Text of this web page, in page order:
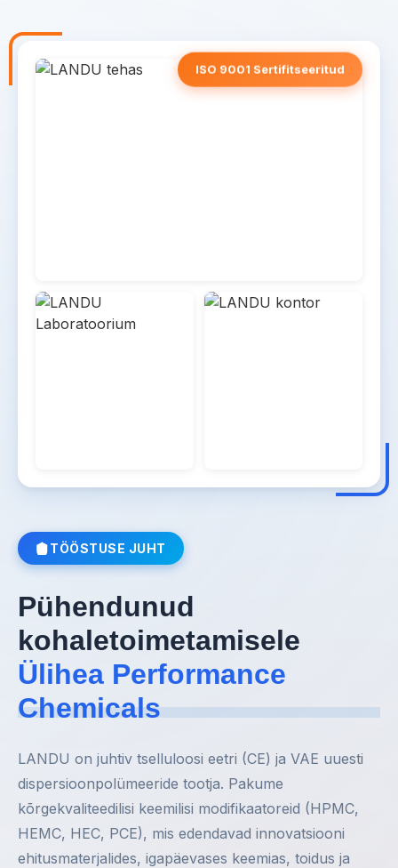
ISO 9001 Sertifitseeritud
TÖÖSTUSE JUHT
Pühendunud
kohaletoimetamisele
Ülihea Performance
Chemicals
LANDU on juhtiv tselluloosi eetri (CE) ja VAE uuesti
dispersioonpolümeeride tootja. Pakume
kõrgekvaliteedilisi keemilisi modifikaatoreid (HPMC,
HEMC, HEC, PCE), mis edendavad innovatsiooni
ehitusmaterjalides, igapäevases keemias, toidus ja